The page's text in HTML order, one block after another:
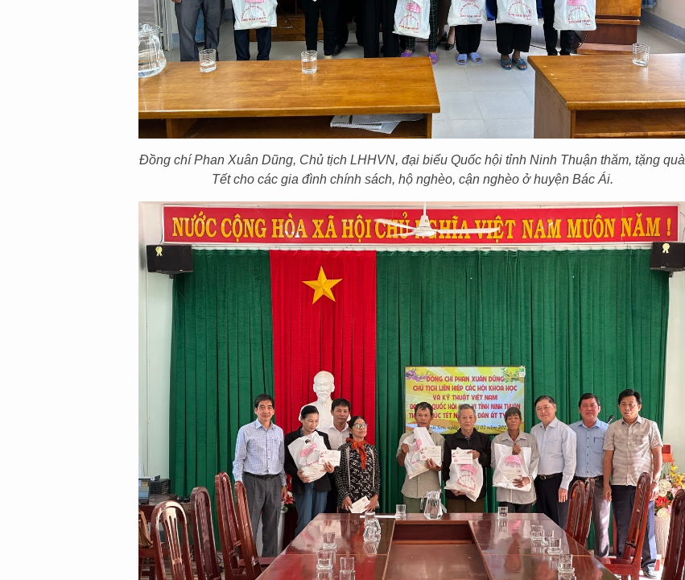
Đồng chí Phan Xuân Dũng, Chủ tịch LHHVN, đại biểu Quốc hội tỉnh Ninh Thuận thăm, tặng quà
Tết cho các gia đình chính sách, hộ nghèo, cận nghèo ở huyện Bác Ái.